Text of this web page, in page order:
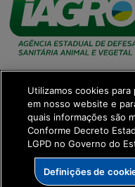
SETDIG | Secretaria-
Executiva de
Transformação
get_footer();
Utilizamos cookies
em nosso website e
quais informações são
Conforme Decreto
LGPD no Governo do
Definições de